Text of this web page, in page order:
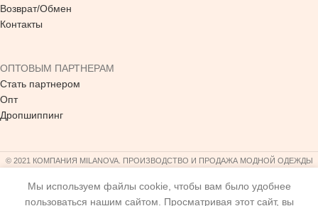
Возврат/Обмен
Контакты
ОПТОВЫМ ПАРТНЕРАМ
Стать партнером
Опт
Дропшиппинг
© 2021 КОМПАНИЯ MILANOVA. ПРОИЗВОДСТВО И ПРОДАЖА МОДНОЙ ОДЕЖДЫ
Мы используем файлы cookie, чтобы вам было удобнее
пользоваться нашим сайтом. Просматривая этот сайт, вы